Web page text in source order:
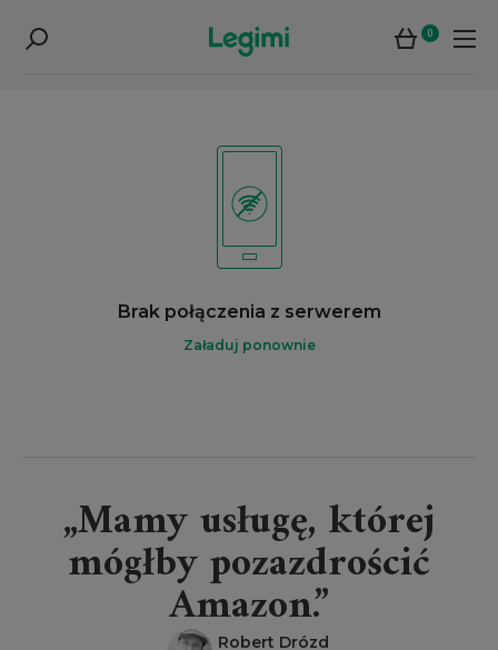
0
Brak połączenia z serwerem
Załaduj ponownie
„Mamy usługę, której
mógłby pozazdrościć
Amazon.”
Robert Drózd